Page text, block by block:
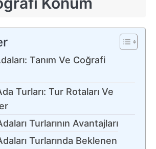
Tanım Ve Coğrafi
Turları: Tur Rotaları Ve
Turlarının Avantajları
Turlarında Beklenen